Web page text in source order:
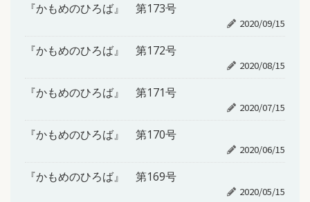
『かもめのひろば』 第173号
2020/09/15
『かもめのひろば』 第172号
2020/08/15
『かもめのひろば』 第171号
2020/07/15
『かもめのひろば』 第170号
2020/06/15
『かもめのひろば』 第169号
2020/05/15